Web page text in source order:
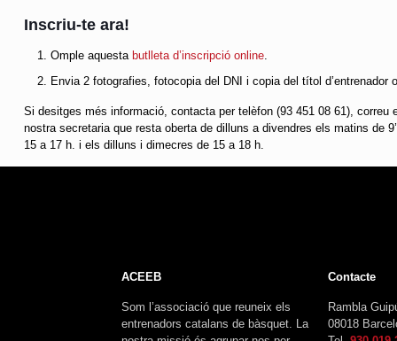
Inscriu-te ara!
Omple aquesta butlleta d’inscripció online.
Envia 2 fotografies, fotocopia del DNI i copia del títol d’entrenador
Si desitges més informació, contacta per telèfon (93 451 08 61), correu
nostra secretaria que resta oberta de dilluns a divendres els matins de
15 a 17 h. i els dilluns i dimecres de 15 a 18 h.
ACEEB
Som l’associació que reuneix els
entrenadors catalans de bàsquet. La
Contacte
Rambla
08018